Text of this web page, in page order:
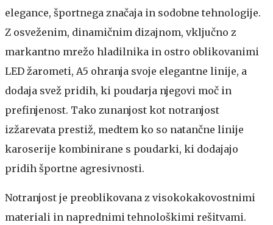
elegance, športnega značaja in sodobne tehnologije.
Z osveženim, dinamičnim dizajnom, vključno z
markantno mrežo hladilnika in ostro oblikovanimi
LED žarometi, A5 ohranja svoje elegantne linije, a
dodaja svež pridih, ki poudarja njegovi moč in
prefinjenost. Tako zunanjost kot notranjost
izžarevata prestiž, medtem ko so natančne linije
karoserije kombinirane s poudarki, ki dodajajo
pridih športne agresivnosti.
Notranjost je preoblikovana z visokokakovostnimi
materiali in naprednimi tehnološkimi rešitvami.